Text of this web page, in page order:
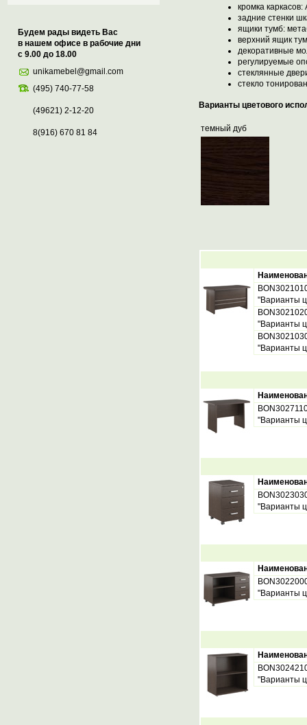
Будем рады видеть Вас
в нашем офисе в рабочие дни
с 9.00 до 18.00
unikamebel@gmail.com
(495) 740-77-58
(49621) 2-12-20
8(916) 670 81 84
кромка
задние стенки
ящики тумб:
верхний ящик
декоративные
регулируемые
стеклянные
стекло
Варианты цветового
темный дуб
"Варианты
"Варианты
"Варианты
"Варианты
"Варианты
"Варианты
"Варианты